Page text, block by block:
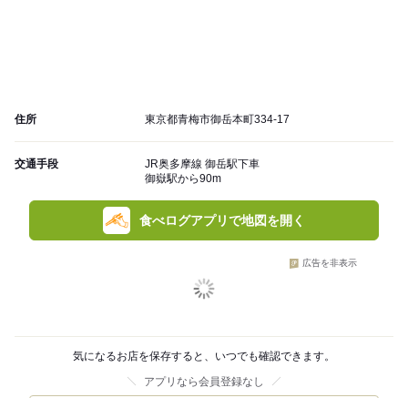
住所 東京都青梅市御岳本町334-17
交通手段
JR奥多摩線 御岳駅下車
御嶽駅から90m
食べログアプリで地図を開く
広告を非表示
気になるお店を保存すると、いつでも確認できます。
アプリなら会員登録なし